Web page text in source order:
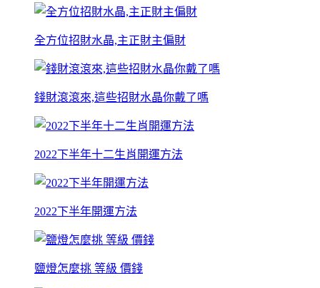
全方位招財水晶,主正財主偏財
錢財滾滾來,這些招財水晶你戴了嗎
2022下半年十二生肖開運方法
2022下半年開運方法
鹽燈怎麼挑 等級 價錢